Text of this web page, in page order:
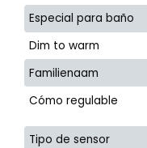
Especial para baño
Dim to warm
Familienaam
Cómo regulable
Tipo de sensor